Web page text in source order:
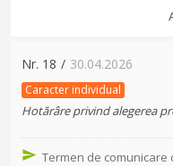
Nr. 18 / 30.04.2026
Caracter individual
Hotărâre privind alegerea
Termen de